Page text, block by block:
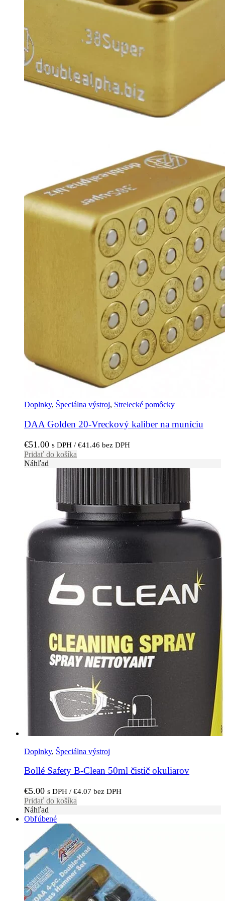
Doplnky, Špeciálna výstroj, Strelecké pomôcky
DAA Golden 20-Vreckový kaliber na muníciu
€51.00 s DPH / €41.46 bez DPH
Pridať do košíka
Náhľad
Doplnky, Špeciálna výstroj
Bollé Safety B-Clean 50ml čistič okuliarov
€5.00 s DPH / €4.07 bez DPH
Pridať do košíka
Náhľad
Obľúbené